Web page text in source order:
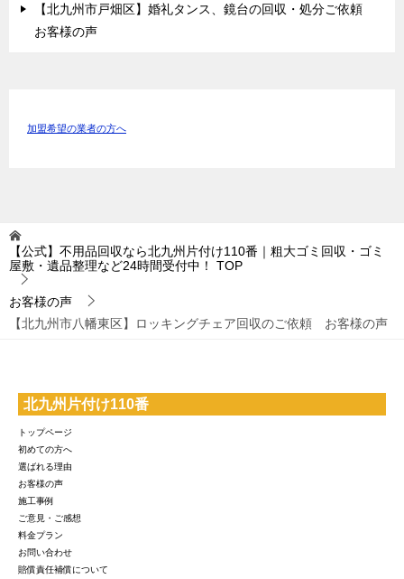
【北九州市戸畑区】婚礼タンス、鏡台の回収・処分ご依頼
お客様の声
加盟希望の業者の方へ
【公式】不用品回収なら北九州片付け110番｜粗大ゴミ回収・ゴミ
屋敷・遺品整理など24時間受付中！
TOP
お客様の声
【北九州市八幡東区】ロッキングチェア回収のご依頼 お客様の声
北九州片付け110番
トップページ
初めての方へ
選ばれる理由
お客様の声
施工事例
ご意見・ご感想
料金プラン
お問い合わせ
賠償責任補償について